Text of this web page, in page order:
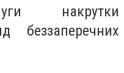
накрутки
беззаперечних